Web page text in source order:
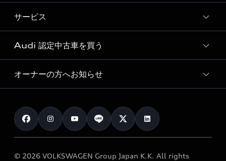
デジタルサービス
試乗車・展示車検索
見積り依頼
試乗予約
特別仕様モデル / 限定モデル
e-tronラインアップ
価格シミュレーション
車両比較
カタログ一覧
純正アクセサリー
オンラインショップ
Audi collection
アウディナビアプリ
サービス
サービス入庫予約
サービスプログラム
メンテナンス
車検 / 定期点検
e-tronアフターサポート
Audi 認定中古車を買う
Audi認定中古車
クオリティ
保証
メンテナンス
オーナーの方へお知らせ
お知らせ
オーナー様向けキャンペーン
© 2026 VOLKSWAGEN Group Japan K.K. All rights